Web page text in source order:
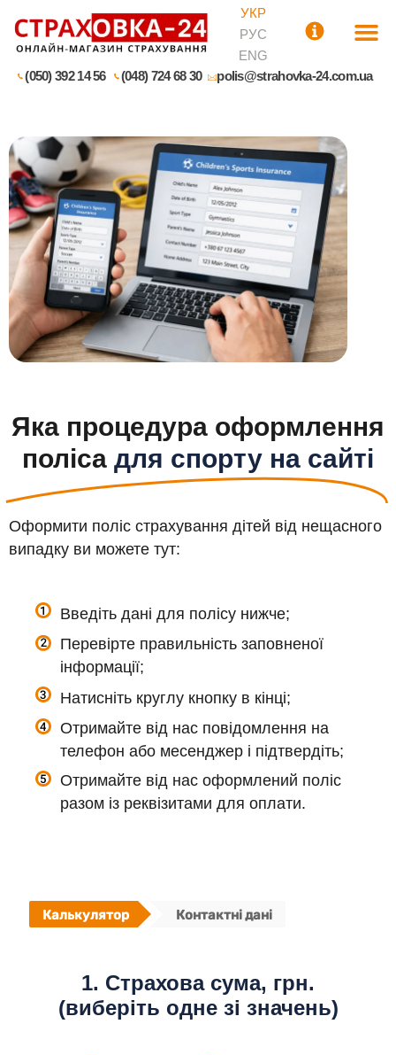
УКР
РУС
ENG
(050) 392 14 56 (048) 724 68 30 polis@strahovka-24.com.ua
Яка процедура оформлення
поліса для спорту на сайті
Оформити поліс страхування дітей від нещасного
випадку ви можете тут:
Введіть дані для полісу нижче;
Перевірте правильність заповненої
інформації;
Натисніть круглу кнопку в кінці;
Отримайте від нас повідомлення на
телефон або месенджер і підтвердіть;
Отримайте від нас оформлений поліс
разом із реквізитами для оплати.
Калькулятор Контактні дані
1. Страхова сума, грн.
(виберіть одне зі значень)